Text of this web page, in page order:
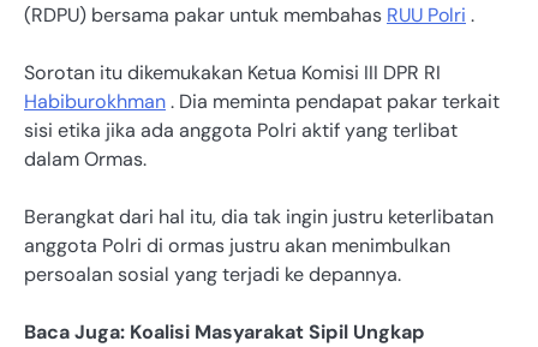
(RDPU) bersama pakar untuk membahas RUU Polri .
Sorotan itu dikemukakan Ketua Komisi III DPR RI
Habiburokhman. Dia meminta pendapat pakar terkait
sisi etika jika ada anggota Polri aktif yang terlibat
dalam Ormas.
Berangkat dari hal itu, dia tak ingin justru keterlibatan
anggota Polri di ormas justru akan menimbulkan
persoalan sosial yang terjadi ke depannya.
Baca Juga: Koalisi Masyarakat Sipil Ungkap